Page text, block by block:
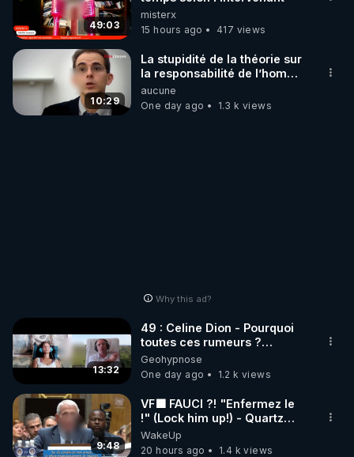
49:03
misterx
15 hours ago
417 views
10:29
La stupidité de la théorie sur
la responsabilité de l’homme
concernant le dioxyde de
carbone.
aucune
One day ago
1.3 k views
Why this ad?
13:32
49 : Celine Dion - Pourquoi
toutes ces rumeurs ?
Enquête sous hypnose
Geohypnose
One day ago
1.2 k views
9:48
VF🟩 FAUCI ?! "Enfermez le
!" (Lock him up!) - Quartz
Traduction
WakeUp
20 hours ago
1.4 k views